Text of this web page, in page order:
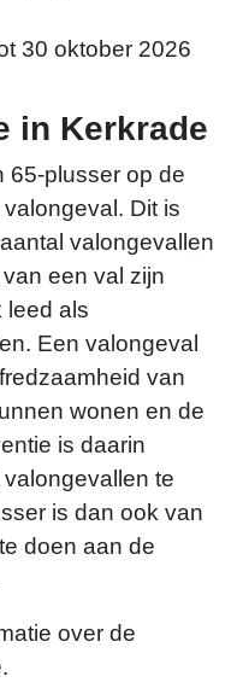
30 oktober 2026
in Kerkrade
65-plusser op de
Dit is
valongevallen
een val zijn
leed als
Een valongeval
van
wonen en de
is daarin
te
is dan ook van
doen aan de
over de